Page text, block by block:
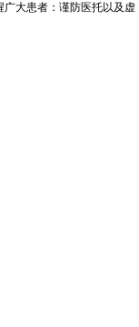
大患者：谨防医托以及虚